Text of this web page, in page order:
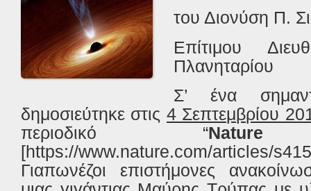
του Διονύση Π.
Επίτιμου
Πλανηταρίου
Σ’ ένα
δημοσιεύτηκε στις 4 Σεπτεμβρίου
περιοδικό “Nature
[https://www.nature.com/articles/
Γιαπωνέζοι επιστήμονες